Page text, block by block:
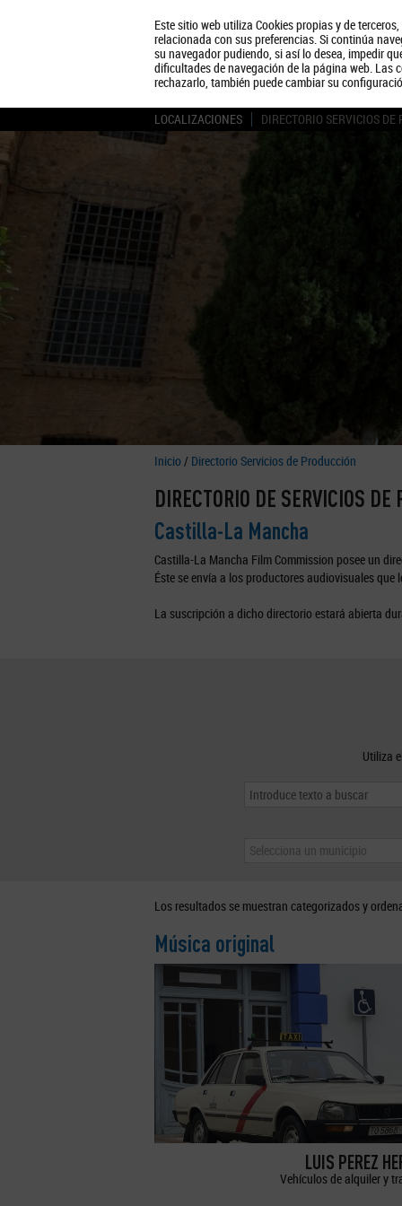
Este sitio web utiliza Cookies propias y de
relacionada con sus preferencias. Si continúa
su navegador pudiendo, si así lo desea, impedir
dificultades de navegación de la página web. Las
rechazarlo, también puede cambiar su
LOCALIZACIONES DIRECTORIO SERVICIOS DE
Inicio / Directorio Servicios de Producción
DIRECTORIO DE SERVICIOS DE
Castilla-La Mancha
Castilla-La Mancha Film Commission posee un
Éste se envía a los productores audiovisuales que
La suscripción a dicho directorio estará abierta
Utiliza
Selecciona un municipio
Los resultados se muestran categorizados y
Música original
LUIS PEREZ
Vehículos de alquiler y